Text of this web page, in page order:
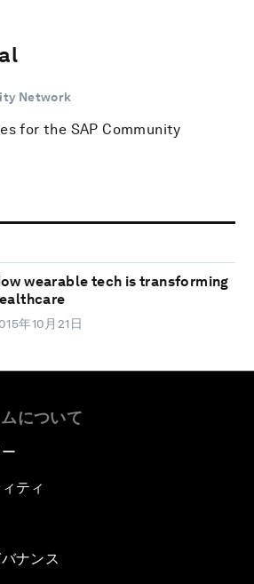
Network
for the SAP Community
wearable tech is transforming
年10月21日
について
ティ
ナンス